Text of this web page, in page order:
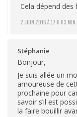
2 JUIN 2016 À 17 H 03 MIN
Cela dépend
Stéphanie
Bonjour,
Je suis allée un
amoureuse de
prochaine pour
savoir s’il est
la faire bouillir